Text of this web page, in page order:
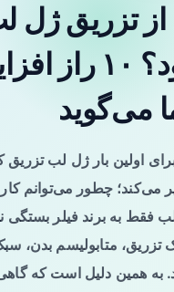
از تزریق ژل
شود؟ ۱۰
می‌گوید
اولین بار ژل لب تزریق
می‌کند؛ چطور می‌توانم
فقط به برند فیلر بستگی
تزریق، متابولیسم بدن،
به همین دلیل است که گاهی